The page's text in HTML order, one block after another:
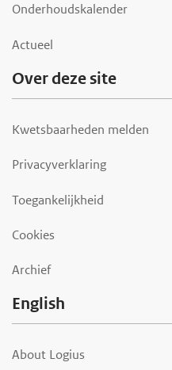
Onderhoudskalender
Actueel
Over deze site
Kwetsbaarheden melden
Privacyverklaring
Toegankelijkheid
Cookies
Archief
English
About Logius